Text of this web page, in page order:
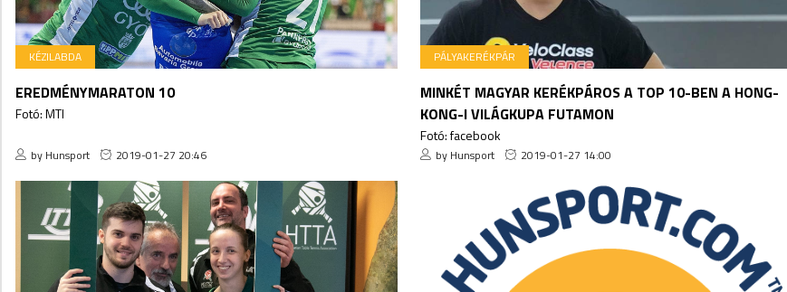
KÉZILABDA
EREDMÉNYMARATON 10
Fotó: MTI
by Hunsport 2019-01-27 20:46
PÁLYAKERÉKPÁR
MINKÉT MAGYAR KERÉKPÁROS A TOP 10-BEN A HONG-
KONG-I VILÁGKUPA FUTAMON
Fotó: facebook
by Hunsport 2019-01-27 14:00